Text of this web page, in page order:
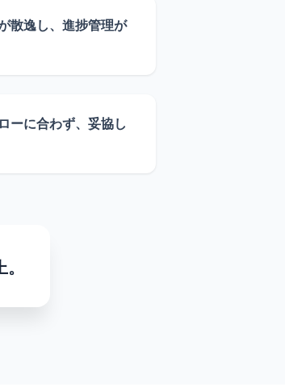
散逸し、進捗管理が
ーに合わず、妥協し